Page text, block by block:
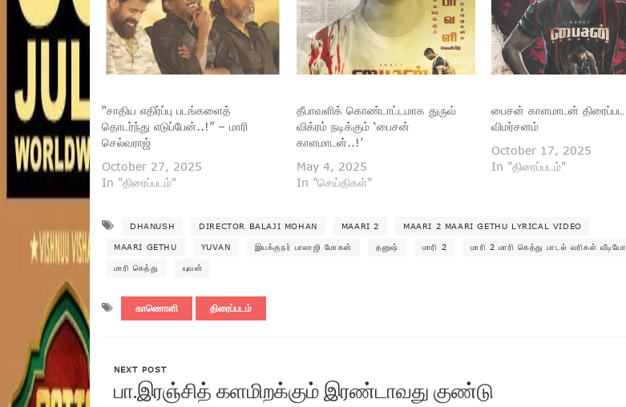
“சாதிய எதிர்ப்பு படங்களைத்
தொடர்ந்து எடுப்பேன்..!” – மாரி
செல்வராஜ்
October 27, 2025
In "திரைப்படம்"
தீபாவளிக் கொண்டாட்டமாக துருவ்
விக்ரம் நடிக்கும் ‘பைசன்
காளமாடன்..!’
May 4, 2025
In "செய்திகள்"
பைசன் காளமாடன் திரைப்பட
விமர்சனம்
October 17, 2025
In "திரைப்படம்"
DHANUSH DIRECTOR BALAJI MOHAN MAARI 2 MAARI 2 MAARI GETHU LYRICAL VIDEO
MAARI GETHU YUVAN இயக்குநர் பாலாஜி மோகன் தனுஷ் மாரி 2 மாரி 2 மாரி கெத்து பாடல் வரிகள் வீடியோ
மாரி கெத்து யுவன்
காணொளி திரைப்படம்
NEXT POST
பா.இரஞ்சித் களமிறக்கும் இரண்டாவது குண்டு